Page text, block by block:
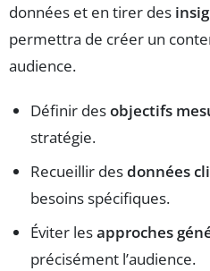
données et en tirer des
permettra de créer un
audience.
Définir desobjectifs
stratégie.
Recueillir desdonnées
besoins spécifiques.
Éviter lesapproches
précisément l’audience.